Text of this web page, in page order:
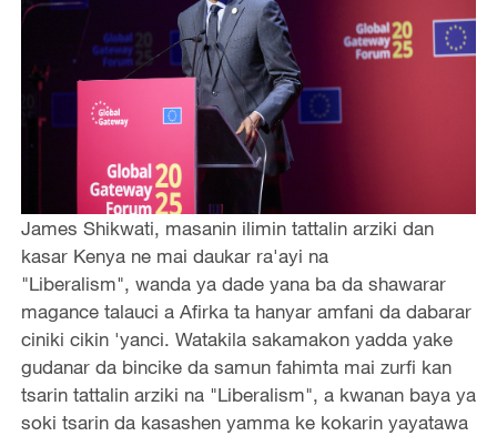
James Shikwati, masanin ilimin tattalin arziki dan
kasar Kenya ne mai daukar ra'ayi na
"Liberalism", wanda ya dade yana ba da shawarar
magance talauci a Afirka ta hanyar amfani da dabarar
ciniki cikin 'yanci. Watakila sakamakon yadda yake
gudanar da bincike da samun fahimta mai zurfi kan
tsarin tattalin arziki na "Liberalism", a kwanan baya ya
soki tsarin da kasashen yamma ke kokarin yayatawa